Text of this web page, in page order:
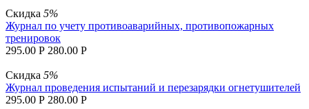
Скидка 5%
Журнал по учету противоаварийных, противопожарных
тренировок
295.00 Р 280.00 Р
Скидка 5%
Журнал проведения испытаний и перезарядки огнетушителей
295.00 Р 280.00 Р